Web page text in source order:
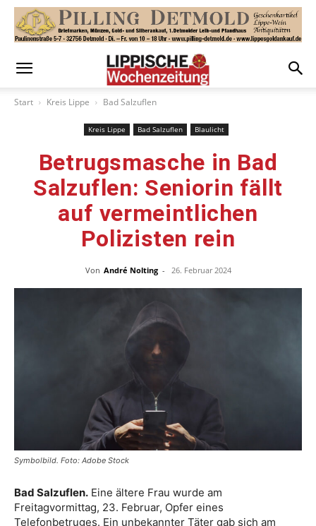
Start Kreis Lippe Bad Salzuflen
Kreis Lippe Bad Salzuflen Blaulicht
Betrugsmasche in Bad
Salzuflen: Seniorin fällt
auf vermeintlichen
Polizisten rein
Von André Nolting - 26. Februar 2024
Symbolbild. Foto: Adobe Stock
Bad Salzuflen. Eine ältere Frau wurde am
Freitagvormittag, 23. Februar, Opfer eines
Telefonbetruges. Ein unbekannter Täter gab sich am